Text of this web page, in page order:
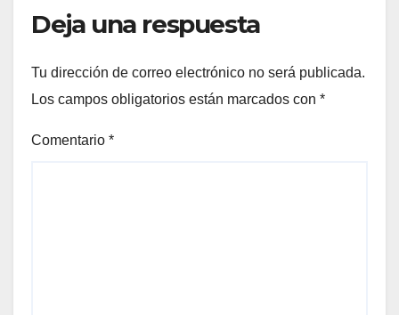
Deja una respuesta
Tu dirección de correo electrónico no será publicada.
Los campos obligatorios están marcados con *
Comentario *